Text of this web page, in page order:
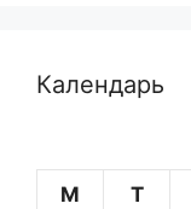
Календарь
M
T